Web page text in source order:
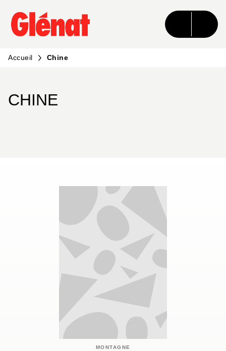
MENU RECHERCHE CONTENU
PIED DE PAGE
Accueil Chine
CHINE
MONTAGNE